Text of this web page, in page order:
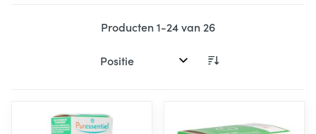
Producten1-24van 26
Sorteer op: